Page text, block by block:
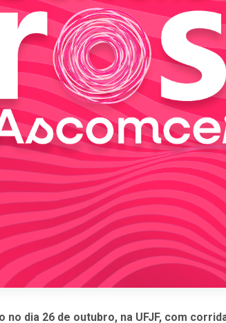
no dia 26 de outubro, na UFJF, com